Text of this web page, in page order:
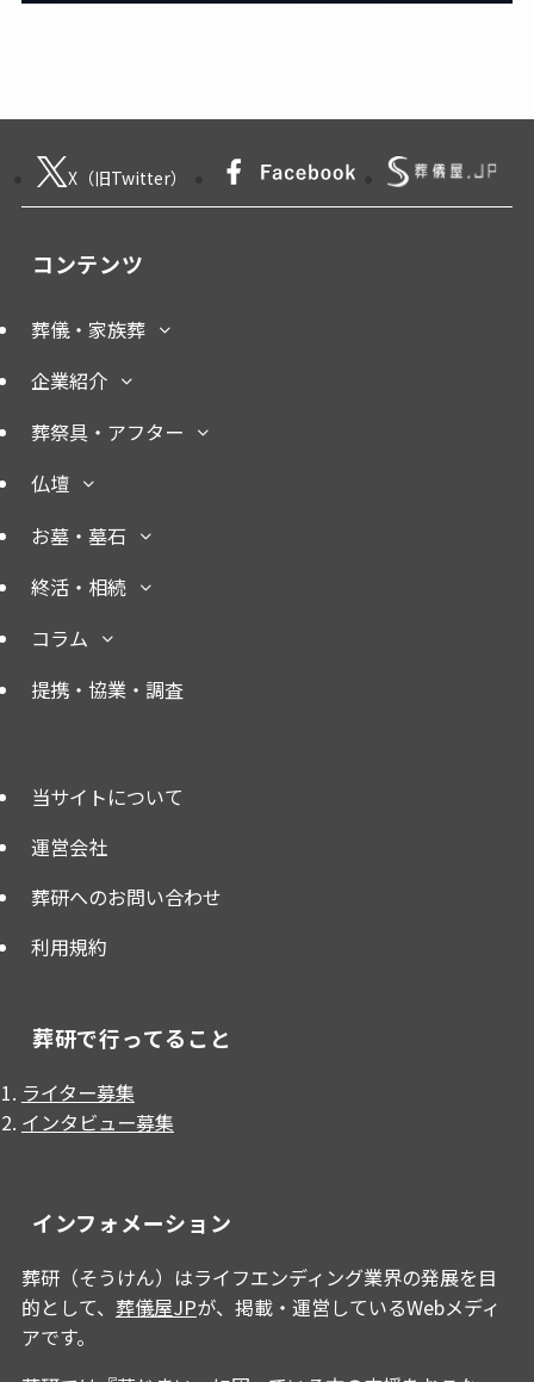
X（旧Twitter）
コンテンツ
葬儀・家族葬
企業紹介
葬祭具・アフター
仏壇
お墓・墓石
終活・相続
コラム
提携・協業・調査
当サイトについて
運営会社
葬研へのお問い合わせ
利用規約
葬研で行ってること
ライター募集
インタビュー募集
インフォメーション
葬研（そうけん）はライフエンディング業界の発展を目
的として、 葬儀屋JPが、掲載・運営しているWebメディ
アです。